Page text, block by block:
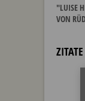
"LUISE
VON
ZITATE